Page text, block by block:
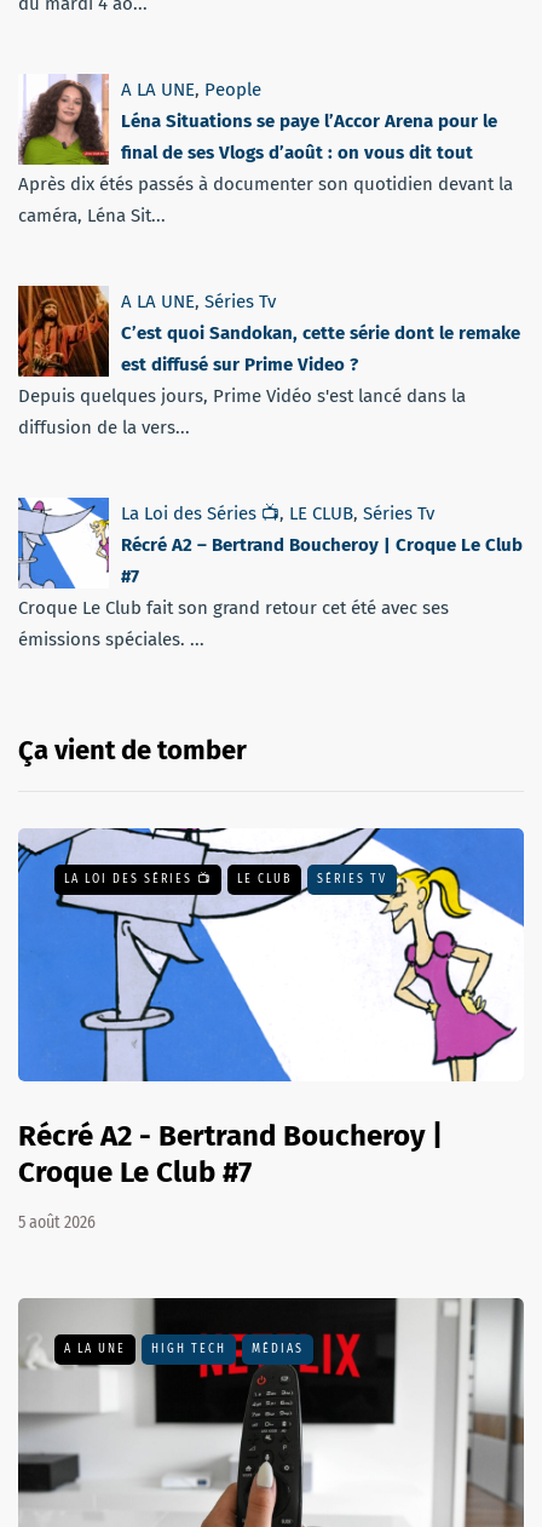
A LA UNE, People
Léna Situations se paye l’Accor Arena pour le
final de ses Vlogs d’août : on vous dit tout
Après dix étés passés à documenter son quotidien devant la
caméra, Léna Sit...
A LA UNE, Séries Tv
C’est quoi Sandokan, cette série dont le remake
est diffusé sur Prime Video ?
Depuis quelques jours, Prime Vidéo s'est lancé dans la
diffusion de la vers...
La Loi des Séries 📺, LE CLUB, Séries Tv
Récré A2 – Bertrand Boucheroy | Croque Le Club
#7
Croque Le Club fait son grand retour cet été avec ses
émissions spéciales. ...
Ça vient de tomber
LA LOI DES SÉRIES 📺 LE CLUB SÉRIES TV
Récré A2 - Bertrand Boucheroy |
Croque Le Club #7
5 août 2026
A LA UNE HIGH TECH MÉDIAS